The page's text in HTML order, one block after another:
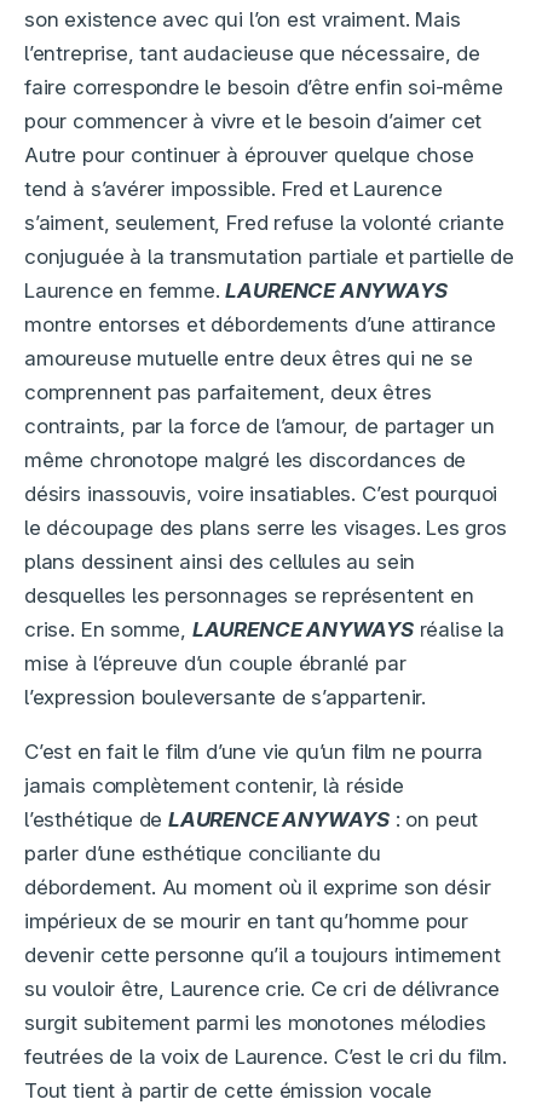
son existence avec qui l’on est vraiment. Mais
l’entreprise, tant audacieuse que nécessaire, de
faire correspondre le besoin d’être enfin soi-même
pour commencer à vivre et le besoin d’aimer cet
Autre pour continuer à éprouver quelque chose
tend à s’avérer impossible. Fred et Laurence
s’aiment, seulement, Fred refuse la volonté criante
conjuguée à la transmutation partiale et partielle de
Laurence en femme.LAURENCE ANYWAYS
montre entorses et débordements d’une attirance
amoureuse mutuelle entre deux êtres qui ne se
comprennent pas parfaitement, deux êtres
contraints, par la force de l’amour, de partager un
même chronotope malgré les discordances de
désirs inassouvis, voire insatiables. C’est pourquoi
le découpage des plans serre les visages. Les gros
plans dessinent ainsi des cellules au sein
desquelles les personnages se représentent en
crise. En somme, LAURENCE ANYWAYSréalise la
mise à l’épreuve d’un couple ébranlé par
l’expression bouleversante de s’appartenir.
C’est en fait le film d’une vie qu’un film ne pourra
jamais complètement contenir, là réside
l’esthétique deLAURENCE ANYWAYS : on peut
parler d’une esthétique conciliante du
débordement. Au moment où il exprime son désir
impérieux de se mourir en tant qu’homme pour
devenir cette personne qu’il a toujours intimement
su vouloir être, Laurence crie. Ce cri de délivrance
surgit subitement parmi les monotones mélodies
feutrées de la voix de Laurence. C’est le cri du film.
Tout tient à partir de cette émission vocale